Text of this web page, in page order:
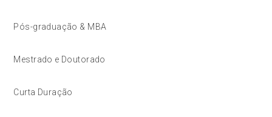
Pós-graduação & MBA
Mestrado e Doutorado
Curta Duração